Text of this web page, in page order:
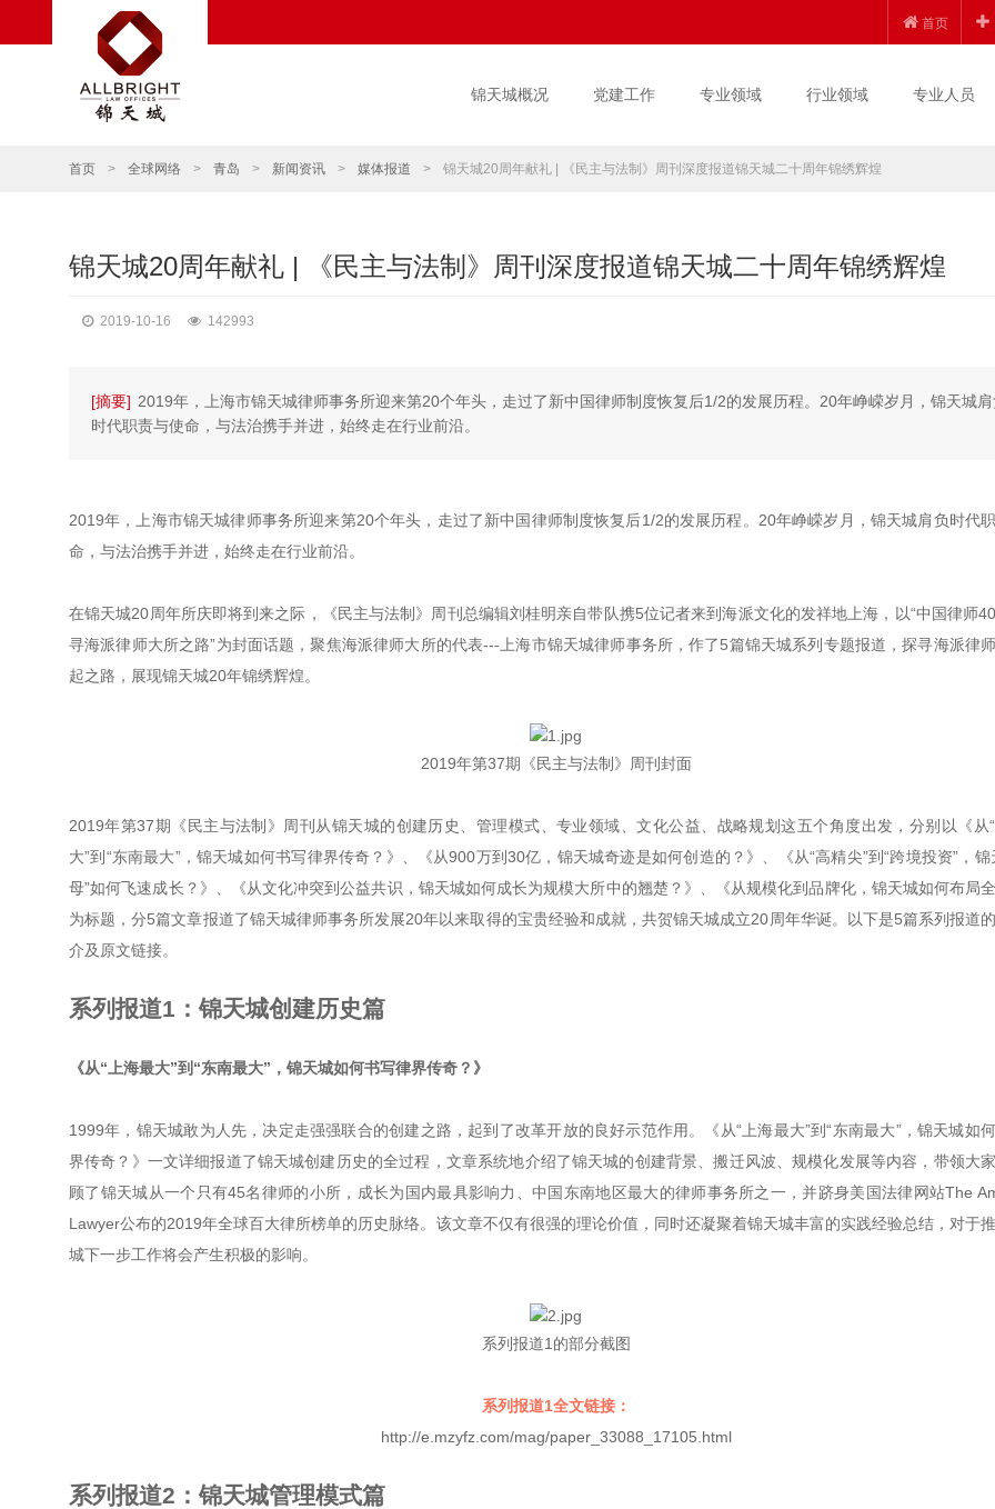
首页
锦天城概况 党建工作 专业领域 行业领域 专业人员
首页 > 全球网络 > 青岛 > 新闻资讯 > 媒体报道 > 锦天城20周年献礼 | 《民主与法制》周刊深度报道锦天城二十周年锦绣辉煌
锦天城20周年献礼 | 《民主与法制》周刊深度报道锦天城二十周年锦绣辉煌
2019-10-16 142993
[摘要] 2019年，上海市锦天城律师事务所迎来第20个年头，走过了新中国律师制度恢复后1/2的发展历程。20年峥嵘岁月，锦天城肩
时代职责与使命，与法治携手并进，始终走在行业前沿。
2019年，上海市锦天城律师事务所迎来第20个年头，走过了新中国律师制度恢复后1/2的发展历程。20年峥嵘岁月，锦天城肩负时代
命，与法治携手并进，始终走在行业前沿。
在锦天城20周年所庆即将到来之际，《民主与法制》周刊总编辑刘桂明亲自带队携5位记者来到海派文化的发祥地上海，以“中国律师
寻海派律师大所之路”为封面话题，聚焦海派律师大所的代表---上海市锦天城律师事务所，作了5篇锦天城系列专题报道，探寻海派律
起之路，展现锦天城20年锦绣辉煌。
2019年第37期《民主与法制》周刊封面
2019年第37期《民主与法制》周刊从锦天城的创建历史、管理模式、专业领域、文化公益、战略规划这五个角度出发，分别以《从
大”到“东南最大”，锦天城如何书写律界传奇？》、《从900万到30亿，锦天城奇迹是如何创造的？》、《从“高精尖”到“跨境投资”，锦
母”如何飞速成长？》、《从文化冲突到公益共识，锦天城如何成长为规模大所中的翘楚？》、《从规模化到品牌化，锦天城如何布局全
为标题，分5篇文章报道了锦天城律师事务所发展20年以来取得的宝贵经验和成就，共贺锦天城成立20周年华诞。以下是5篇系列报道
介及原文链接。
系列报道1：锦天城创建历史篇
《从“上海最大”到“东南最大”，锦天城如何书写律界传奇？》
1999年，锦天城敢为人先，决定走强强联合的创建之路，起到了改革开放的良好示范作用。《从“上海最大”到“东南最大”，锦天城如
界传奇？》一文详细报道了锦天城创建历史的全过程，文章系统地介绍了锦天城的创建背景、搬迁风波、规模化发展等内容，带领大
顾了锦天城从一个只有45名律师的小所，成长为国内最具影响力、中国东南地区最大的律师事务所之一，并跻身美国法律网站The
Lawyer公布的2019年全球百大律所榜单的历史脉络。该文章不仅有很强的理论价值，同时还凝聚着锦天城丰富的实践经验总结，对于
城下一步工作将会产生积极的影响。
系列报道1的部分截图
系列报道1全文链接：
http://e.mzyfz.com/mag/paper_33088_17105.html
系列报道2：锦天城管理模式篇